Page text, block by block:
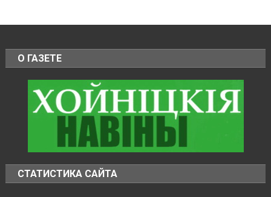
О ГАЗЕТЕ
СТАТИСТИКА САЙТА